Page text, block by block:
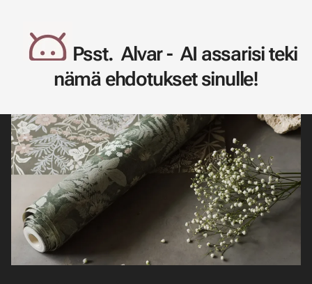
Psst. Alvar - AI assarisi teki
nämä ehdotukset sinulle!